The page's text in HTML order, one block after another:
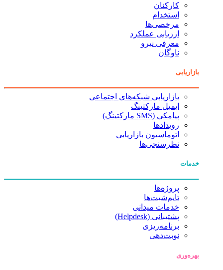
کارکنان
استخدام
مرخصی‌ها
ارزیابی عملکرد
معرفی نیرو
ناوگان
بازاریابی
بازاریابی شبکه‌های اجتماعی
ایمیل مارکتینگ
پیامکی (SMS مارکتینگ)
رویدادها
اتوماسیون بازاریابی
نظرسنجی‌ها
خدمات
پروژه‌ها
تایم‌شیت‌ها
خدمات میدانی
پشتیبانی (Helpdesk)
برنامه‌ریزی
نوبت‌دهی
بهره‌وری